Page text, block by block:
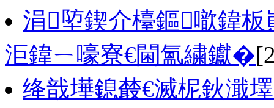
涓埅鍥介檯鏂噷鍏
洰鍏ㄧ嚎寮€閫氳繍钀�
绛戠墷鎴樷€滅柅鈥濈